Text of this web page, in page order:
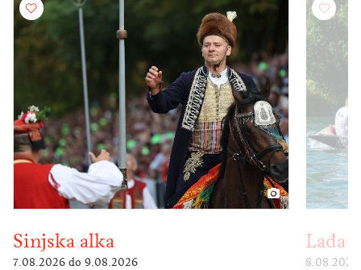
Sinjska alka
7.08.2026do 9.08.2026
Lađa
8.08.2026